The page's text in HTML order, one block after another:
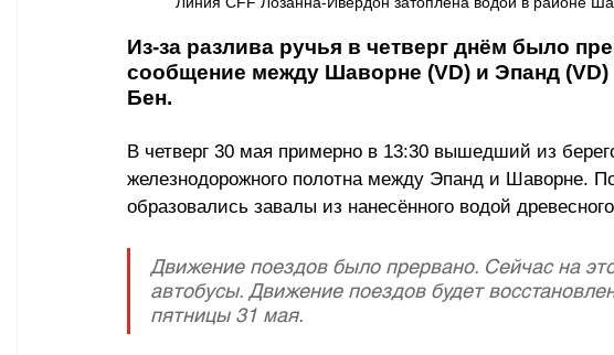
Из-за разлива ручья в четверг днём было
сообщение между Шаворне (VD) и Эпанд
Бен.
В четверг 30 мая примерно в 13:30 вышедший из
железнодорожного полотна между Эпанд и Шаворне.
образовались завалы из нанесённого водой
Движение поездов было прервано. Сейчас на
автобусы. Движение поездов будет
пятницы 31 мая.